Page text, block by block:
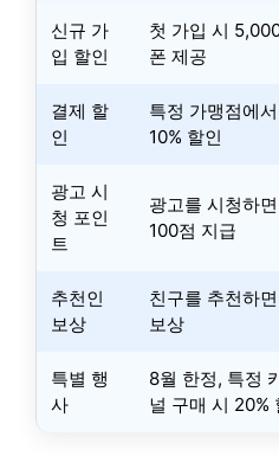
신규 가
입 할인
첫 가입 시
폰 제공
결제 할
인
특정 가맹점에
10% 할인
광고 시
청 포인
트
광고를 시청하
100점 지급
추천인
보상
친구를 추천하
보상
특별 행
사
8월 한정, 특정
널 구매 시 20%